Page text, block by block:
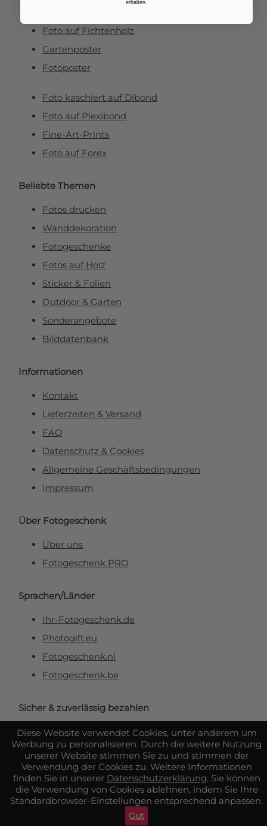
Diese Website verwendet Cookies, unter anderem um
Werbung zu personalisieren. Durch die weitere Nutzung
unserer Website stimmen Sie zu und stimmen der
Verwendung der Cookies zu. Weitere Informationen
finden Sie in unserer Datenschutzerklärung. Sie können
die Verwendung von Cookies ablehnen, indem Sie Ihre
Standardbrowser-Einstellungen entsprechend anpassen.
Gut
Foto auf Fichtenholz
Gartenposter
Fotoposter
Foto kaschiert auf Dibond
Foto auf Plexibond
Fine-Art-Prints
Foto auf Forex
Beliebte Themen
Fotos drucken
Wanddekoration
Fotogeschenke
Fotos auf Holz
Sticker & Folien
Outdoor & Garten
Sonderangebote
Bilddatenbank
Informationen
Kontakt
Lieferzeiten & Versand
FAQ
Datenschutz & Cookies
Allgemeine Geschäftsbedingungen
Impressum
Über Fotogeschenk
Über uns
Fotogeschenk PRO
Sprachen/Länder
Ihr-Fotogeschenk.de
Photogift.eu
Fotogeschenk.nl
Fotogeschenk.be
Sicher & zuverlässig bezahlen
erhalten.